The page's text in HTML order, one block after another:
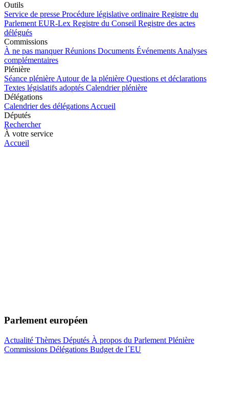
Outils
Service de presse Procédure législative ordinaire Registre du
Parlement EUR-Lex Registre du Conseil Registre des actes
délégués
Commissions
À ne pas manquer Réunions Documents Événements Analyses
complémentaires
Plénière
Séance plénière Autour de la plénière Questions et déclarations
Textes législatifs adoptés Calendrier plénière
Délégations
Calendrier des délégations Accueil
Députés
Rechercher
À votre service
Accueil
Parlement européen
Actualité Thèmes Députés À propos du Parlement Plénière
Commissions Délégations Budget de l´EU